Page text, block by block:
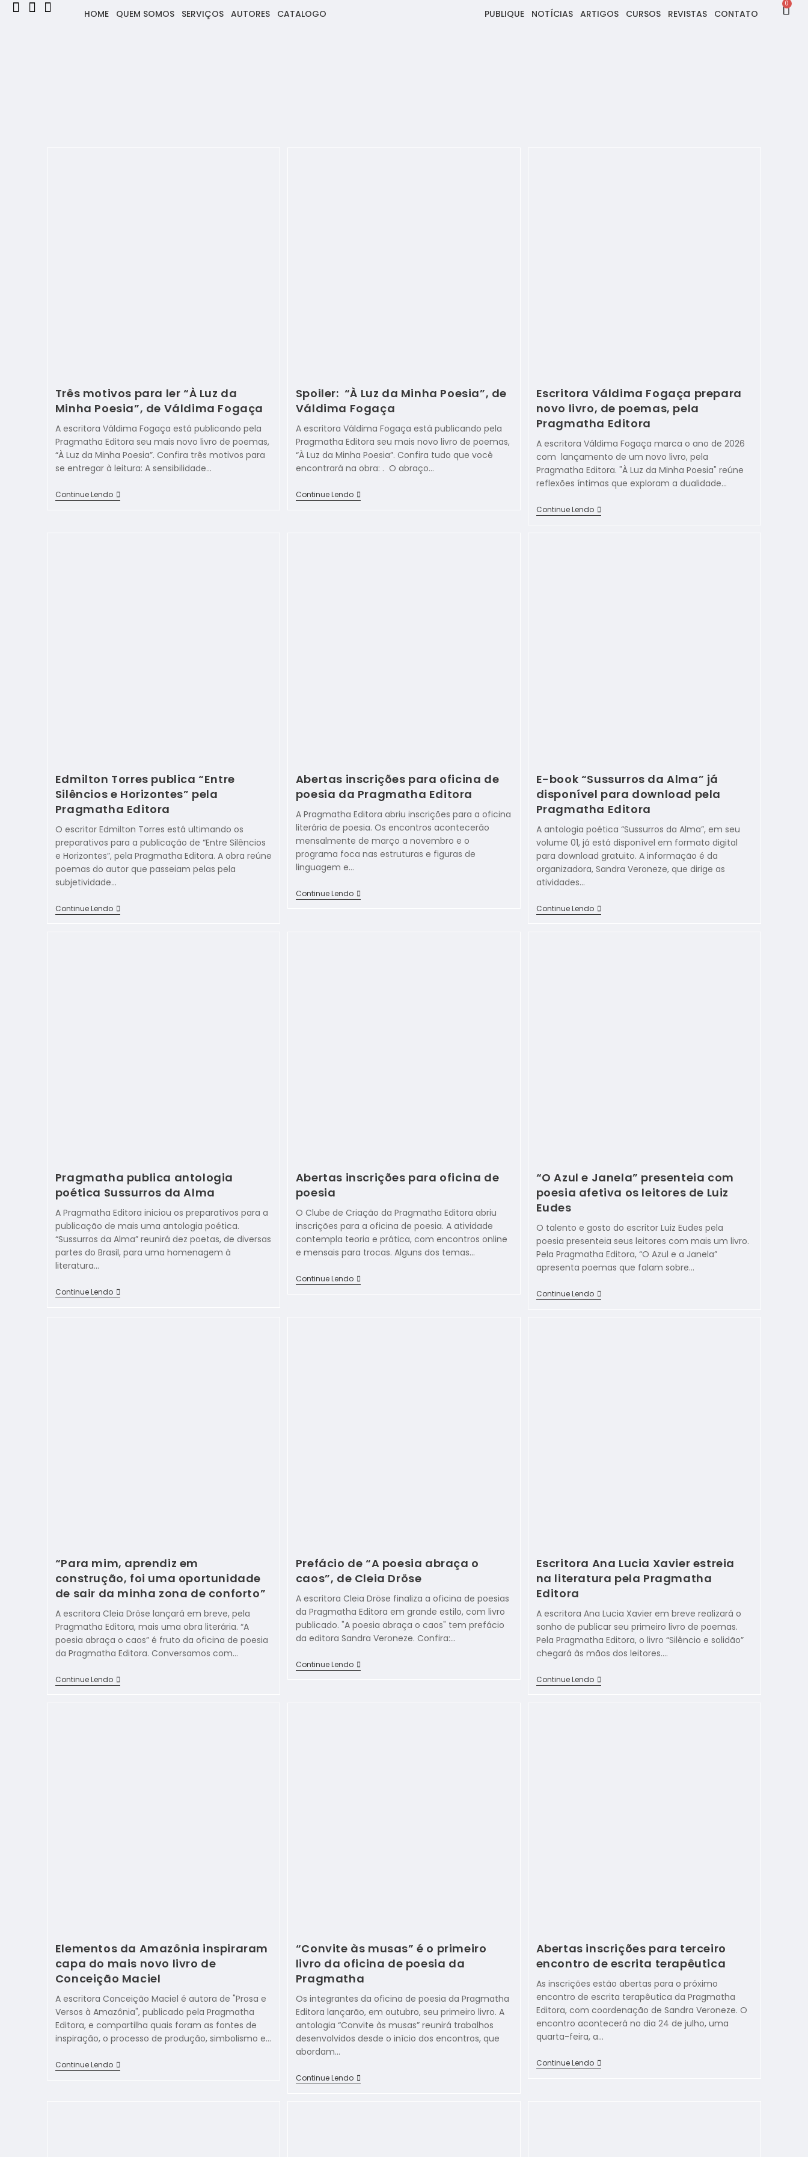
HOME QUEM SOMOS SERVIÇOS AUTORES CATALOGO PUBLIQUE NOTÍCIAS ARTIGOS CURSOS REVISTAS CONTATO
0
Três motivos para ler “À Luz da
Minha Poesia”, de Váldima Fogaça
A escritora Váldima Fogaça está publicando pela
Pragmatha Editora seu mais novo livro de poemas,
“À Luz da Minha Poesia”. Confira três motivos para
se entregar à leitura: A sensibilidade…
Continue Lendo
Spoiler: “À Luz da Minha Poesia”, de
Váldima Fogaça
A escritora Váldima Fogaça está publicando pela
Pragmatha Editora seu mais novo livro de poemas,
“À Luz da Minha Poesia”. Confira tudo que você
encontrará na obra: . O abraço…
Continue Lendo
Escritora Váldima Fogaça prepara
novo livro, de poemas, pela
Pragmatha Editora
A escritora Váldima Fogaça marca o ano de 2026
com lançamento de um novo livro, pela
Pragmatha Editora. "À Luz da Minha Poesia" reúne
reflexões íntimas que exploram a dualidade…
Continue Lendo
Edmilton Torres publica “Entre
Silêncios e Horizontes” pela
Pragmatha Editora
O escritor Edmilton Torres está ultimando os
preparativos para a publicação de “Entre Silêncios
e Horizontes”, pela Pragmatha Editora. A obra reúne
poemas do autor que passeiam pelas pela
subjetividade…
Continue Lendo
Abertas inscrições para oficina de
poesia da Pragmatha Editora
A Pragmatha Editora abriu inscrições para a oficina
literária de poesia. Os encontros acontecerão
mensalmente de março a novembro e o
programa foca nas estruturas e figuras de
linguagem e…
Continue Lendo
E-book “Sussurros da Alma” já
disponível para download pela
Pragmatha Editora
A antologia poética “Sussurros da Alma”, em seu
volume 01, já está disponível em formato digital
para download gratuito. A informação é da
organizadora, Sandra Veroneze, que dirige as
atividades…
Continue Lendo
Pragmatha publica antologia
poética Sussurros da Alma
A Pragmatha Editora iniciou os preparativos para a
publicação de mais uma antologia poética.
“Sussurros da Alma” reunirá dez poetas, de diversas
partes do Brasil, para uma homenagem à
literatura…
Continue Lendo
Abertas inscrições para oficina de
poesia
O Clube de Criação da Pragmatha Editora abriu
inscrições para a oficina de poesia. A atividade
contempla teoria e prática, com encontros online
e mensais para trocas. Alguns dos temas…
Continue Lendo
“O Azul e Janela” presenteia com
poesia afetiva os leitores de Luiz
Eudes
O talento e gosto do escritor Luiz Eudes pela
poesia presenteia seus leitores com mais um livro.
Pela Pragmatha Editora, “O Azul e a Janela”
apresenta poemas que falam sobre…
Continue Lendo
“Para mim, aprendiz em
construção, foi uma oportunidade
de sair da minha zona de conforto”
A escritora Cleia Dröse lançará em breve, pela
Pragmatha Editora, mais uma obra literária. “A
poesia abraça o caos” é fruto da oficina de poesia
da Pragmatha Editora. Conversamos com…
Continue Lendo
Prefácio de “A poesia abraça o
caos”, de Cleia Dröse
A escritora Cleia Dröse finaliza a oficina de poesias
da Pragmatha Editora em grande estilo, com livro
publicado. "A poesia abraça o caos" tem prefácio
da editora Sandra Veroneze. Confira:…
Continue Lendo
Escritora Ana Lucia Xavier estreia
na literatura pela Pragmatha
Editora
A escritora Ana Lucia Xavier em breve realizará o
sonho de publicar seu primeiro livro de poemas.
Pela Pragmatha Editora, o livro “Silêncio e solidão”
chegará às mãos dos leitores.…
Continue Lendo
Elementos da Amazônia inspiraram
capa do mais novo livro de
Conceição Maciel
A escritora Conceição Maciel é autora de "Prosa e
Versos à Amazônia", publicado pela Pragmatha
Editora, e compartilha quais foram as fontes de
inspiração, o processo de produção, simbolismo e…
Continue Lendo
“Convite às musas” é o primeiro
livro da oficina de poesia da
Pragmatha
Os integrantes da oficina de poesia da Pragmatha
Editora lançarão, em outubro, seu primeiro livro. A
antologia “Convite às musas” reunirá trabalhos
desenvolvidos desde o início dos encontros, que
abordam…
Continue Lendo
Abertas inscrições para terceiro
encontro de escrita terapêutica
As inscrições estão abertas para o próximo
encontro de escrita terapêutica da Pragmatha
Editora, com coordenação de Sandra Veroneze. O
encontro acontecerá no dia 24 de julho, uma
quarta-feira, a…
Continue Lendo